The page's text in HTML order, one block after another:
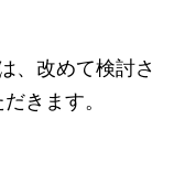
、改めて検討さ
きます。